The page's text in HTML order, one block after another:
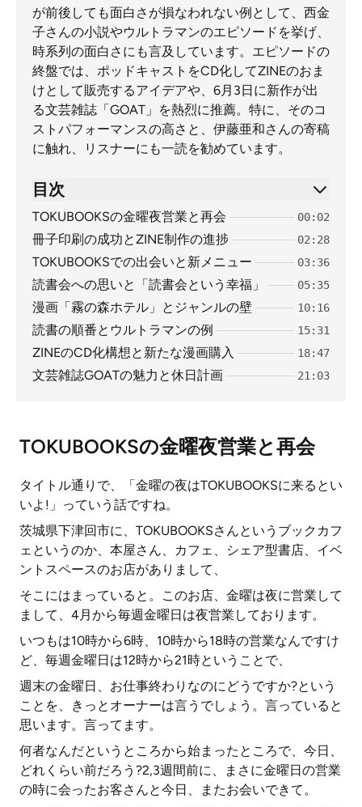
が前後しても面白さが損なわれない例として、西金
子さんの小説やウルトラマンのエピソードを挙げ、
時系列の面白さにも言及しています。エピソードの
終盤では、ポッドキャストをCD化してZINEのおま
けとして販売するアイデアや、6月3日に新作が出
る文芸雑誌「GOAT」を熱烈に推薦。特に、そのコ
ストパフォーマンスの高さと、伊藤亜和さんの寄稿
に触れ、リスナーにも一読を勧めています。
目次
TOKUBOOKSの金曜夜営業と再会 00:02
冊子印刷の成功とZINE制作の進捗 02:28
TOKUBOOKSでの出会いと新メニュー 03:36
読書会への思いと「読書会という幸福」 05:35
漫画「霧の森ホテル」とジャンルの壁 10:16
読書の順番とウルトラマンの例 15:31
ZINEのCD化構想と新たな漫画購入 18:47
文芸雑誌GOATの魅力と休日計画 21:03
TOKUBOOKSの金曜夜営業と再会
タイトル通りで、「金曜の夜はTOKUBOOKSに来るとい
いよ!」っていう話ですね。
茨城県下津回市に、TOKUBOOKSさんというブックカフ
ェというのか、本屋さん、カフェ、シェア型書店、イベ
ントスペースのお店がありまして、
そこにはまっていると。このお店、金曜は夜に営業して
まして、4月から毎週金曜日は夜営業しております。
いつもは10時から6時、10時から18時の営業なんですけ
ど、毎週金曜日は12時から21時ということで、
週末の金曜日、お仕事終わりなのにどうですか?という
ことを、きっとオーナーは言うでしょう。言っていると
思います。言ってます。
何者なんだというところから始まったところで、今日、
どれくらい前だろう?2,3週間前に、まさに金曜日の営業
の時に会ったお客さんと今日、またお会いできて。